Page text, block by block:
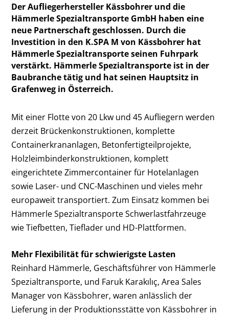
Der Aufliegerhersteller Kässbohrer und die
Hämmerle Spezialtransporte GmbH haben eine
neue Partnerschaft geschlossen. Durch die
Investition in den K.SPA M von Kässbohrer hat
Hämmerle Spezialtransporte seinen Fuhrpark
verstärkt. Hämmerle Spezialtransporte ist in der
Baubranche tätig und hat seinen Hauptsitz in
Grafenweg in Österreich.
Mit einer Flotte von 20 Lkw und 45 Aufliegern werden
derzeit Brückenkonstruktionen, komplette
Containerkrananlagen, Betonfertigteilprojekte,
Holzleimbinderkonstruktionen, komplett
eingerichtete Zimmercontainer für Hotelanlagen
sowie Laser- und CNC-Maschinen und vieles mehr
europaweit transportiert. Zum Einsatz kommen bei
Hämmerle Spezialtransporte Schwerlastfahrzeuge
wie Tiefbetten, Tieflader und HD-Plattformen.
Mehr Flexibilität für schwierigste Lasten
Reinhard Hämmerle, Geschäftsführer von Hämmerle
Spezialtransporte, und Faruk Karakılıç, Area Sales
Manager von Kässbohrer, waren anlässlich der
Lieferung in der Produktionsstätte von Kässbohrer in